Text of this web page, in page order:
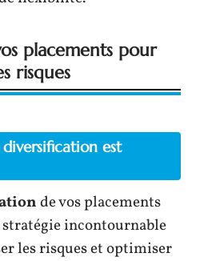
placements pour
risques
est
de vos placements
incontournable
les risques et optimiser